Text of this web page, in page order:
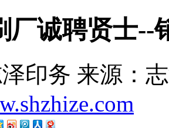
厂诚聘贤士--
印务 来源：